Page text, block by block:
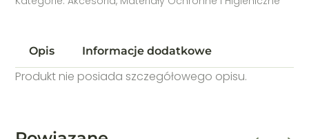
Opis Informacje dodatkowe
Produkt nie posiada szczegółowego opisu.